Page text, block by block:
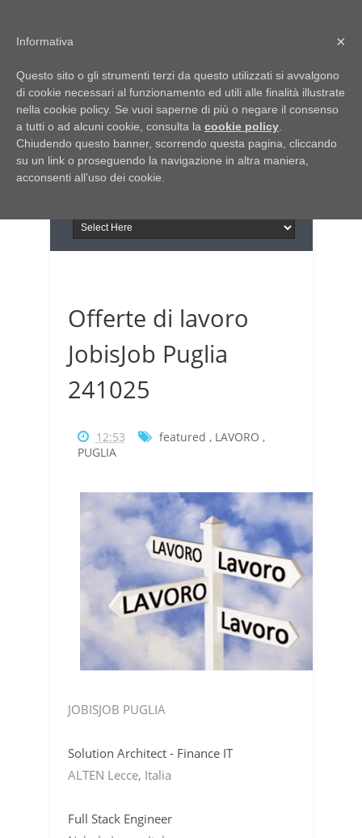
Italia Notizie
Giornale di Basilicata
Giornale di Puglia
INFORMAPUGLIA
Il portale n.1 del lavoro
in Puglia
Offerte di lavoro
JobisJob Puglia
241025
12:53 featured , LAVORO ,
PUGLIA
JOBISJOB PUGLIA
Solution Architect - Finance IT
ALTEN Lecce, Italia
Full Stack Engineer
×
Informativa
Questo sito o gli strumenti terzi da questo utilizzati si avvalgono
di cookie necessari al funzionamento ed utili alle finalità illustrate
nella cookie policy. Se vuoi saperne di più o negare il consenso
a tutti o ad alcuni cookie, consulta la cookie policy
Chiudendo questo banner, scorrendo questa pagina, cliccando
su un link o proseguendo la navigazione in altra maniera,
acconsenti all’uso dei cookie.